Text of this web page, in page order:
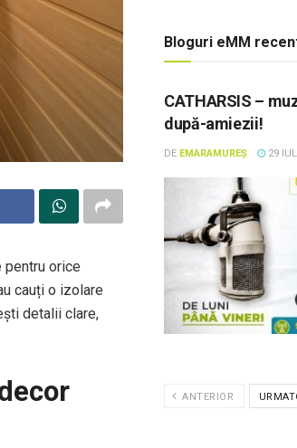
pentru orice
cauți o izolare
detalii clare,
Bloguri eMM
CATHARSIS –
după-amiezii!
DE EMARAMUREȘ 29
ANTERIOR